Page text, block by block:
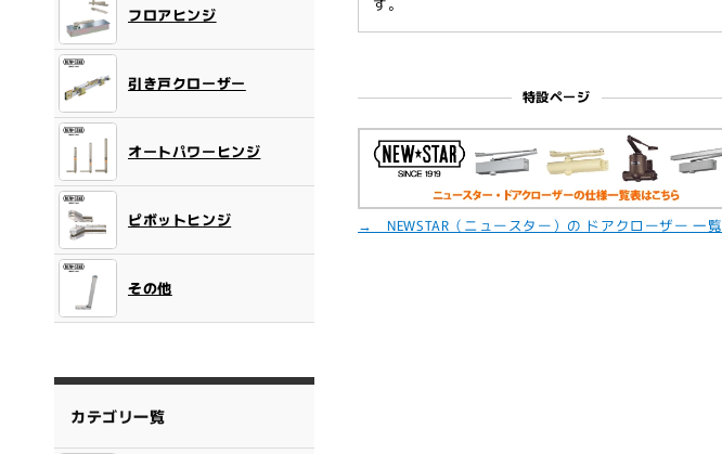
フロアヒンジ
引き戸クローザー
オートパワーヒンジ
ピボットヒンジ
その他
カテゴリ一覧
特設ページ
→ NEWSTAR（ニュースター）の ドアクローザー 一覧